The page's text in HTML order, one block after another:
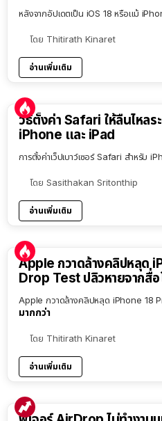
หลังจากอัปเดตเป็น iOS 18 หรือแม้
โดย Thitirath Kinaret
อ่านเพิ่มเติม
วิธีตั้งค่า Safari ให้ลื่นไหล
iPhone และ iPad
การตั้งค่าเว็ปเบาว์เซอร์ Safari สำหรับ
โดย Sasithakan Sritonthip
อ่านเพิ่มเติม
Apple กวาดล้างคลิปหลุด
Drop Test ปลิวหายจากสื่อ
Apple กวาดล้างคลิปหลุด iPhone 18
มากกว่า
โดย Thitirath Kinaret
อ่านเพิ่มเติม